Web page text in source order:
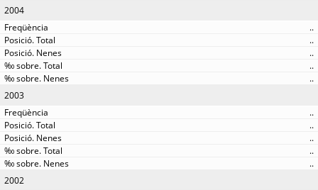
2004
..
..
..
..
..
2003
..
..
..
..
..
2002